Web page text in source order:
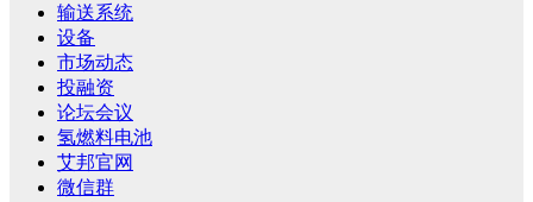
输送系统
设备
市场动态
投融资
论坛会议
氢燃料电池
艾邦官网
微信群